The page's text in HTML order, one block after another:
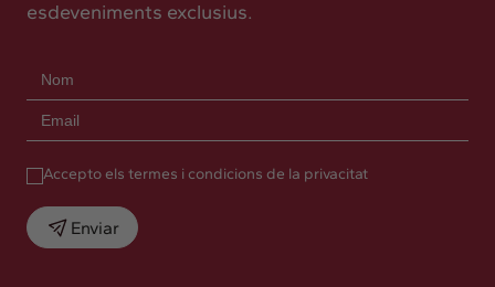
esdeveniments exclusius.
Accepto els termes i condicions de la privacitat
Enviar